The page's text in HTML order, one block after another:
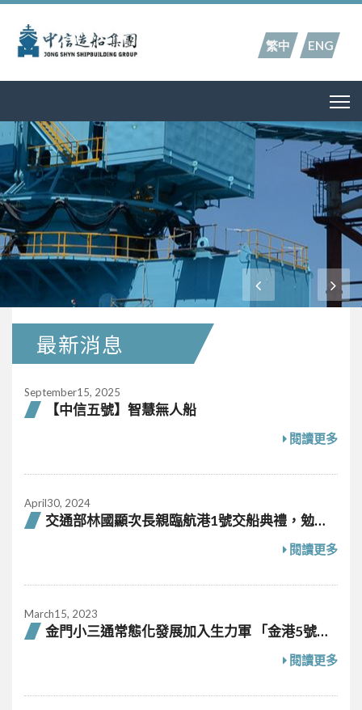
繁中 ENG
最新消息
September15, 2025
【中信五號】智慧無人船
閱讀更多
April30, 2024
交通部林國顯次長親臨航港1號交船典禮，勉勵
閱讀更多
March15, 2023
金門小三通常態化發展加入生力軍 「金港5號」
閱讀更多